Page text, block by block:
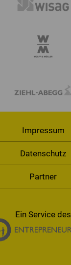
Impressum
Datenschutz
Partner
Ein Service des